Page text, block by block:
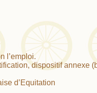
l’emploi.
dispositif annexe
d’Equitation